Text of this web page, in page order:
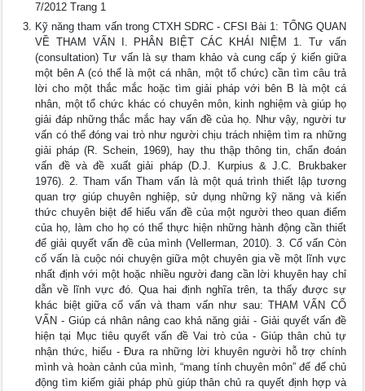
7/2012 Trang 1
Kỹ năng tham vấn trong CTXH SDRC - CFSI Bài 1: TỔNG QUAN
VỀ THAM VẤN I. PHÂN BIỆT CÁC KHÁI NIỆM 1. Tư vấn
(consultation) Tư vấn là sự tham khảo và cung cấp ý kiến giữa
một bên A (có thể là một cá nhân, một tổ chức) cần tìm câu trả
lời cho một thắc mắc hoặc tìm giải pháp với bên B là một cá
nhân, một tổ chức khác có chuyên môn, kinh nghiệm và giúp họ
giải đáp những thắc mắc hay vấn đề của họ. Như vậy, người tư
vấn có thể đóng vai trò như người chịu trách nhiệm tìm ra những
giải pháp (R. Schein, 1969), hay thu thập thông tin, chẩn đoán
vấn đề và đề xuất giải pháp (D.J. Kurpius & J.C. Brukbaker
1976). 2. Tham vấn Tham vấn là một quá trình thiết lập tương
quan trợ giúp chuyên nghiệp, sử dụng những kỹ năng và kiến
thức chuyên biệt để hiểu vấn đề của một người theo quan điểm
của họ, làm cho họ có thể thực hiện những hành động cần thiết
để giải quyết vấn đề của mình (Vellerman, 2010). 3. Cố vấn Còn
cố vấn là cuộc nói chuyện giữa một chuyên gia về một lĩnh vực
nhất định với một hoặc nhiều người đang cần lời khuyên hay chỉ
dẫn về lĩnh vực đó. Qua hai định nghĩa trên, ta thấy được sự
khác biệt giữa cố vấn và tham vấn như sau: THAM VẤN CỐ
VẤN - Giúp cá nhân nâng cao khả năng giải - Giải quyết vấn đề
hiện tại Mục tiêu quyết vấn đề Vai trò của - Giúp thân chủ tự
nhận thức, hiểu - Đưa ra những lời khuyên người hỗ trợ chính
mình và hoàn cảnh của mình, “mang tính chuyên môn” để để chủ
động tìm kiếm giải pháp phù giúp thân chủ ra quyết định hợp và